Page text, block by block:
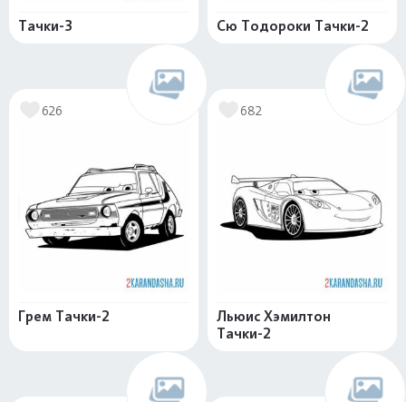
Тачки-3 Сю Тодороки Тачки-2
626
Грем Тачки-2
682
Льюис Хэмилтон
Тачки-2